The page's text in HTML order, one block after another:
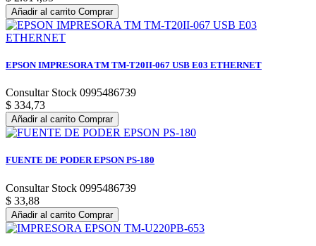
Añadir al carrito Comprar
EPSON IMPRESORA TM TM-T20II-067 USB E03 ETHERNET
Consultar Stock 0995486739
$ 334,73
Añadir al carrito Comprar
FUENTE DE PODER EPSON PS-180
Consultar Stock 0995486739
$ 33,88
Añadir al carrito Comprar